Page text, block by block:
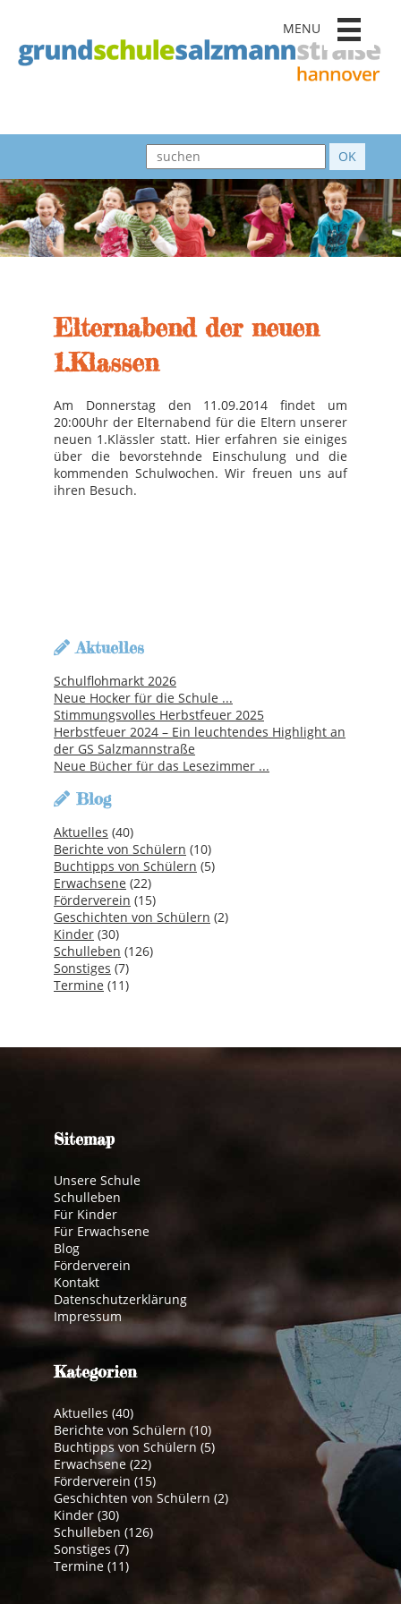
MENU
Elternabend der neuen
1.Klassen
Am Donnerstag den 11.09.2014 findet um
20:00Uhr der Elternabend für die Eltern unserer
neuen 1.Klässler statt. Hier erfahren sie einiges
über die bevorstehnde Einschulung und die
kommenden Schulwochen. Wir freuen uns auf
ihren Besuch.
Aktuelles
Schulflohmarkt 2026
Neue Hocker für die Schule ...
Stimmungsvolles Herbstfeuer 2025
Herbstfeuer 2024 – Ein leuchtendes Highlight an
der GS Salzmannstraße
Neue Bücher für das Lesezimmer ...
Blog
Aktuelles (40)
Berichte von Schülern (10)
Buchtipps von Schülern (5)
Erwachsene (22)
Förderverein (15)
Geschichten von Schülern (2)
Kinder (30)
Schulleben (126)
Sonstiges (7)
Termine (11)
Sitemap
Unsere Schule
Schulleben
Für Kinder
Für Erwachsene
Blog
Förderverein
Kontakt
Datenschutzerklärung
Impressum
Kategorien
Aktuelles (40)
Berichte von Schülern (10)
Buchtipps von Schülern (5)
Erwachsene (22)
Förderverein (15)
Geschichten von Schülern (2)
Kinder (30)
Schulleben (126)
Sonstiges (7)
Termine (11)